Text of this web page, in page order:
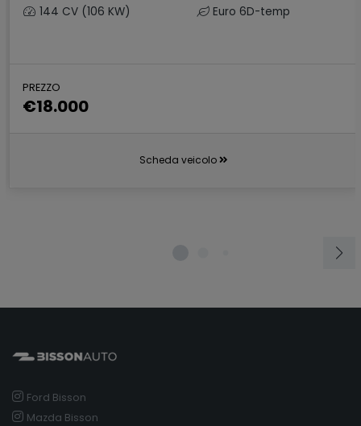
144 CV (106 KW)
Euro 6D-temp
PREZZO
€18.000
Scheda veicolo
Ford Bisson
Mazda Bisson